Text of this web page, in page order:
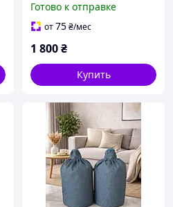
Готово к отправке
от75₴/мес
1 800₴
Купить